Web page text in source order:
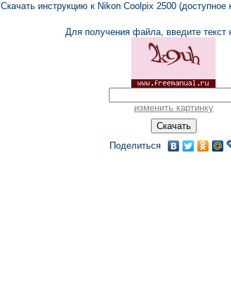
Скачать инструкцию к Nikon Coolpix 2500 (доступное
Для получения файла, введите текст
изменить картинку
Поделиться